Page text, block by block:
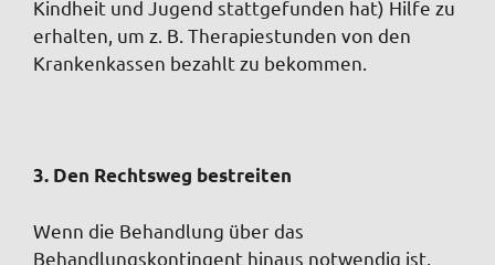
Kindheit und Jugend stattgefunden hat) Hilfe zu
erhalten, um z. B. Therapiestunden von den
Krankenkassen bezahlt zu bekommen.
3. Den Rechtsweg bestreiten
Wenn die Behandlung über das
Behandlungskontingent hinaus notwendig ist,